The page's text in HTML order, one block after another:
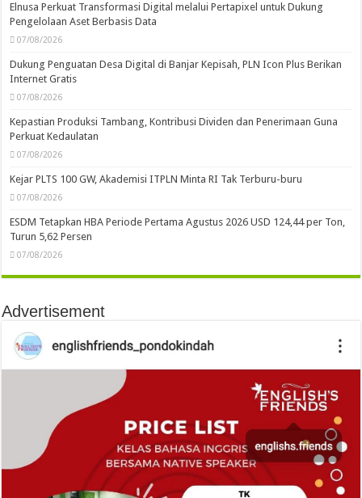
Elnusa Perkuat Transformasi Digital melalui Pertapixel untuk Dukung
Pengelolaan Aset Berbasis Data
07/08/2026
Dukung Penguatan Desa Digital di Banjar Kepisah, PLN Icon Plus Berikan
Internet Gratis
07/08/2026
Kepastian Produksi Tambang, Kontribusi Dividen dan Penerimaan Guna
Perkuat Kedaulatan
07/08/2026
Kejar PLTS 100 GW, Akademisi ITPLN Minta RI Tak Terburu-buru
07/08/2026
ESDM Tetapkan HBA Periode Pertama Agustus 2026 USD 124,44 per Ton,
Turun 5,62 Persen
07/08/2026
Advertisement